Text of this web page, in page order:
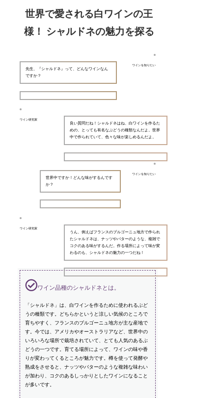
世界で愛される白ワインの王
様！ シャルドネの魅力を探る
ワインを知りたい
先生、『シャルドネ』って、どんなワインなん
ですか？
ワイン研究家
良い質問だね！シャルドネはね、白ワインを作るた
めの、とっても有名なぶどうの種類なんだよ。世界
中で作られていて、色々な味が楽しめるんだよ。
ワインを知りたい
世界中ですか！どんな味がするんです
か？
ワイン研究家
うん、例えばフランスのブルゴーニュ地方で作られ
たシャルドネは、ナッツやバターのような、複雑で
コクのある味がするんだ。作る場所によって味が変
わるのも、シャルドネの魅力の一つだね！
ワイン品種のシャルドネとは。
「シャルドネ」は、白ワインを作るために使われるぶど
うの種類です。どちらかというと涼しい気候のところで
育ちやすく、フランスのブルゴーニュ地方が主な産地で
す。今では、アメリカやオーストラリアなど、世界中の
いろいろな場所で栽培されていて、とても人気のあるぶ
どうの一つです。育てる場所によって、ワインの味や香
りが変わってくるところが魅力です。樽を使って発酵や
熟成をさせると、ナッツやバターのような複雑な味わい
が加わり、コクのあるしっかりとしたワインになること
が多いです。